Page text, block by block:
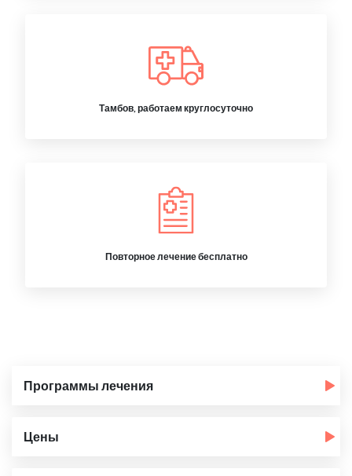
Тамбов, работаем круглосуточно
Повторное лечение бесплатно
Программы лечения
Цены